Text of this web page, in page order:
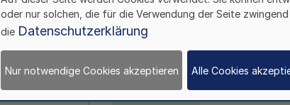
Verordnung über die
Nordrhein-Westfalen
oder nur solchen, die für die Verwendung der Seite
die Datenschutzerklärung
Nur notwendige Cookies akzeptieren Alle Cookies